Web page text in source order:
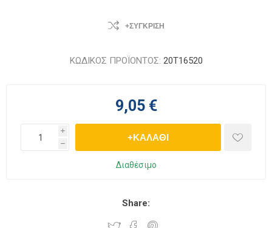
+ΣΎΓΚΡΙΣΗ
ΚΩΔΙΚΟΣ ΠΡΟΪΟΝΤΟΣ: 20T16520
9,05 €
i
h
+ΚΑΛΆΘΙ
Διαθέσιμο
Share: